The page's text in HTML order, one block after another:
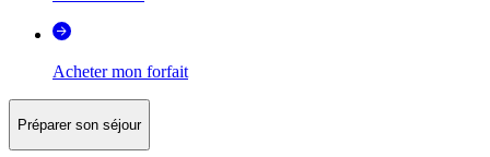
Acheter mon forfait
Préparer son séjour